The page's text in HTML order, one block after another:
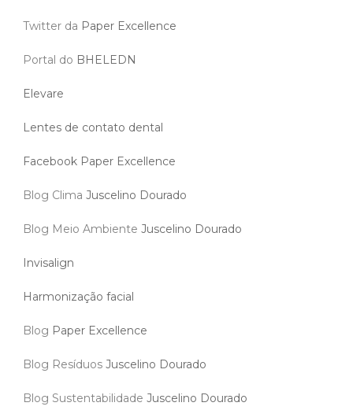
Twitter da Paper Excellence
Portal do BHELEDN
Elevare
Lentes de contato dental
Facebook Paper Excellence
Blog Clima Juscelino Dourado
Blog Meio Ambiente Juscelino Dourado
Invisalign
Harmonização facial
Blog Paper Excellence
Blog Resíduos Juscelino Dourado
Blog Sustentabilidade Juscelino Dourado